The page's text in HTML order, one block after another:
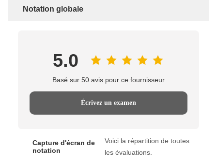
Notation globale
5.0
Basé sur 50 avis pour ce fournisseur
Écrivez un examen
Capture d'écran de
notation
Voici la répartition de toutes
les évaluations.